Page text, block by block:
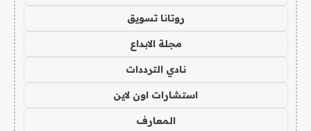
روتانا تسويق
مجلة الابداع
نادي الترددات
استشارات اون لاين
المعارف